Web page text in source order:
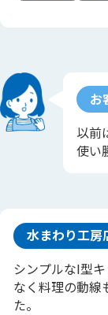
お
以前
使い
水まわり工房
シンプルなI型
なく料理の動線
た。